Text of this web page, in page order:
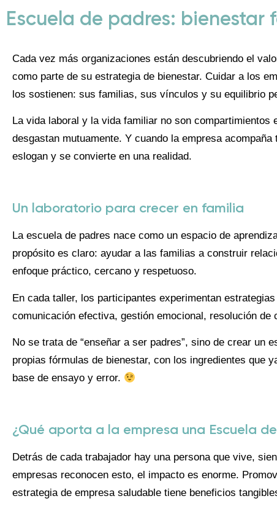
Escuela de padres: bienestar
Cada vez más organizaciones están descubriendo el
como parte de su estrategia de bienestar. Cuidar a los
los sostienen: sus familias, sus vínculos y su equilibrio
La vida laboral y la vida familiar no son
desgastan mutuamente. Y cuando la empresa
eslogan y se convierte en una realidad.
Un laboratorio para crecer en familia
La escuela de padres nace como un espacio de
propósito es claro: ayudar a las familias a construir
enfoque práctico, cercano y respetuoso.
En cada taller, los participantes experimentan
comunicación efectiva, gestión emocional, resolución
No se trata de “enseñar a ser padres”, sino de crear un
propias fórmulas de bienestar, con los ingredientes que
base de ensayo y error.
¿Qué aporta a la empresa una Escuela
Detrás de cada trabajador hay una persona que vive,
empresas reconocen esto, el impacto es enorme.
estrategia de empresa saludable tiene beneficios